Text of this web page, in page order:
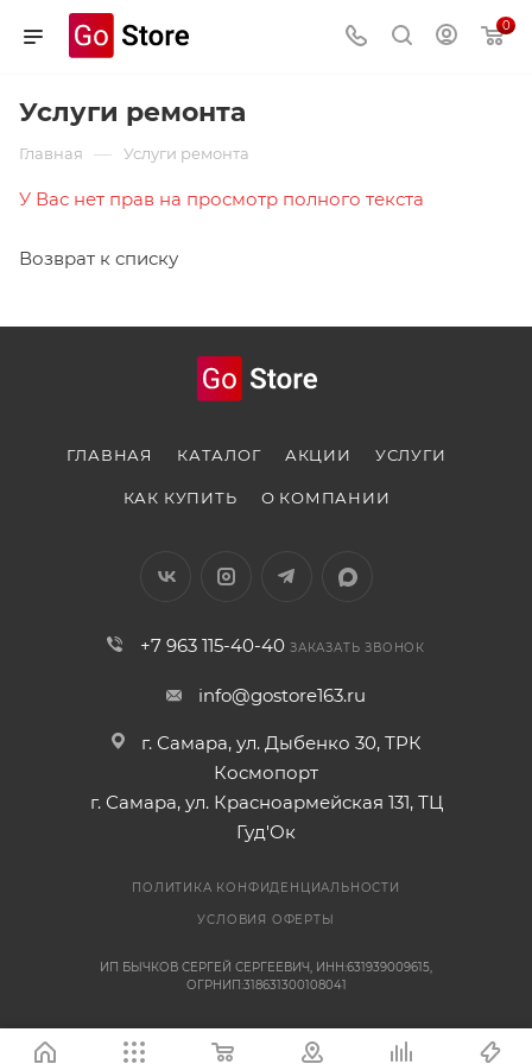
0
Услуги ремонта
Главная — Услуги ремонта
У Вас нет прав на просмотр полного текста
Возврат к списку
ГЛАВНАЯ КАТАЛОГ АКЦИИ УСЛУГИ
КАК КУПИТЬ О КОМПАНИИ
+7 963 115-40-40 ЗАКАЗАТЬ ЗВОНОК
info@gostore163.ru
г. Самара, ул. Дыбенко 30, ТРК
Космопорт
г. Самара, ул. Красноармейская 131, ТЦ
Гуд'Ок
ПОЛИТИКА КОНФИДЕНЦИАЛЬНОСТИ
УСЛОВИЯ ОФЕРТЫ
ИП БЫЧКОВ СЕРГЕЙ СЕРГЕЕВИЧ, ИНН:631939009615,
ОГРНИП:318631300108041